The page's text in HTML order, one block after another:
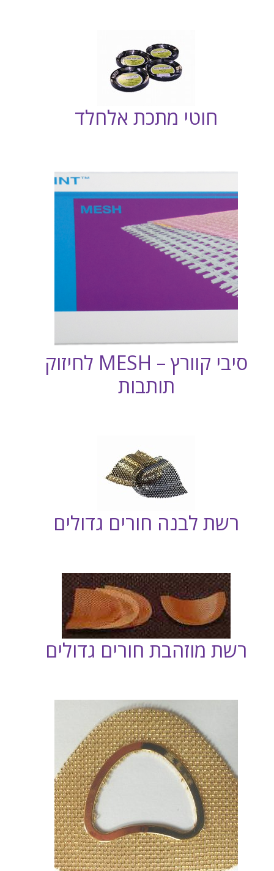
חוטי מתכת אלחלד
סיבי קוורץ – MESH לחיזוק
תותבות
רשת לבנה חורים גדולים
רשת מוזהבת חורים גדולים